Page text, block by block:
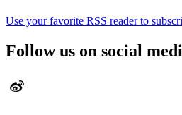
Use your favorite RSS reader to
Follow us on social